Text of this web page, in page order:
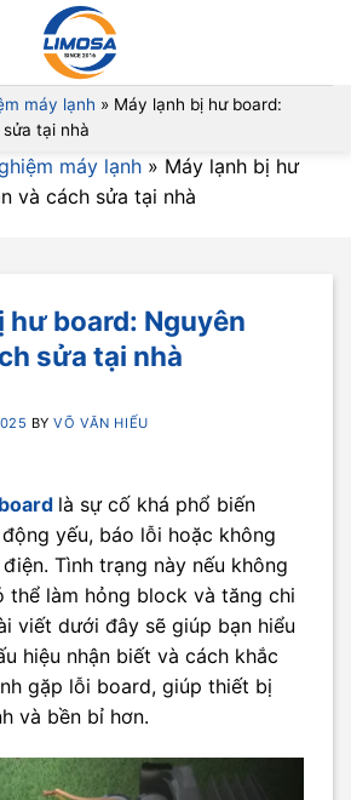
máy lạnh » Máy lạnh bị hư board:
tại nhà
máy lạnh » Máy lạnh bị hư
và cách sửa tại nhà
hư board: Nguyên
sửa tại nhà
BYVÕ VĂN HIẾU
là sự cố khá phổ biến
yếu, báo lỗi hoặc không
Tình trạng này nếu không
thể làm hỏng block và tăng chi
viết dưới đây sẽ giúp bạn hiểu
hiệu nhận biết và cách khắc
gặp lỗi board, giúp thiết bị
và bền bỉ hơn.